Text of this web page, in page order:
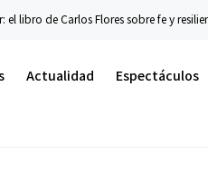
de Carlos Flores sobre fe y resiliencia
Actualidad Espectáculos